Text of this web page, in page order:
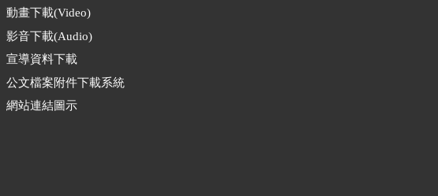
動畫下載(Video)
影音下載(Audio)
宣導資料下載
公文檔案附件下載系統
網站連結圖示